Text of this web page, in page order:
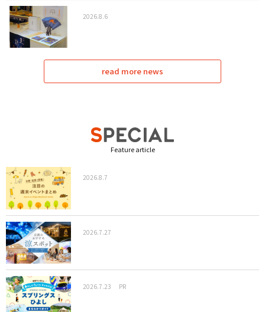
2026.8.6
read more news
Feature article
2026.8.7
2026.7.27
2026.7.23 PR